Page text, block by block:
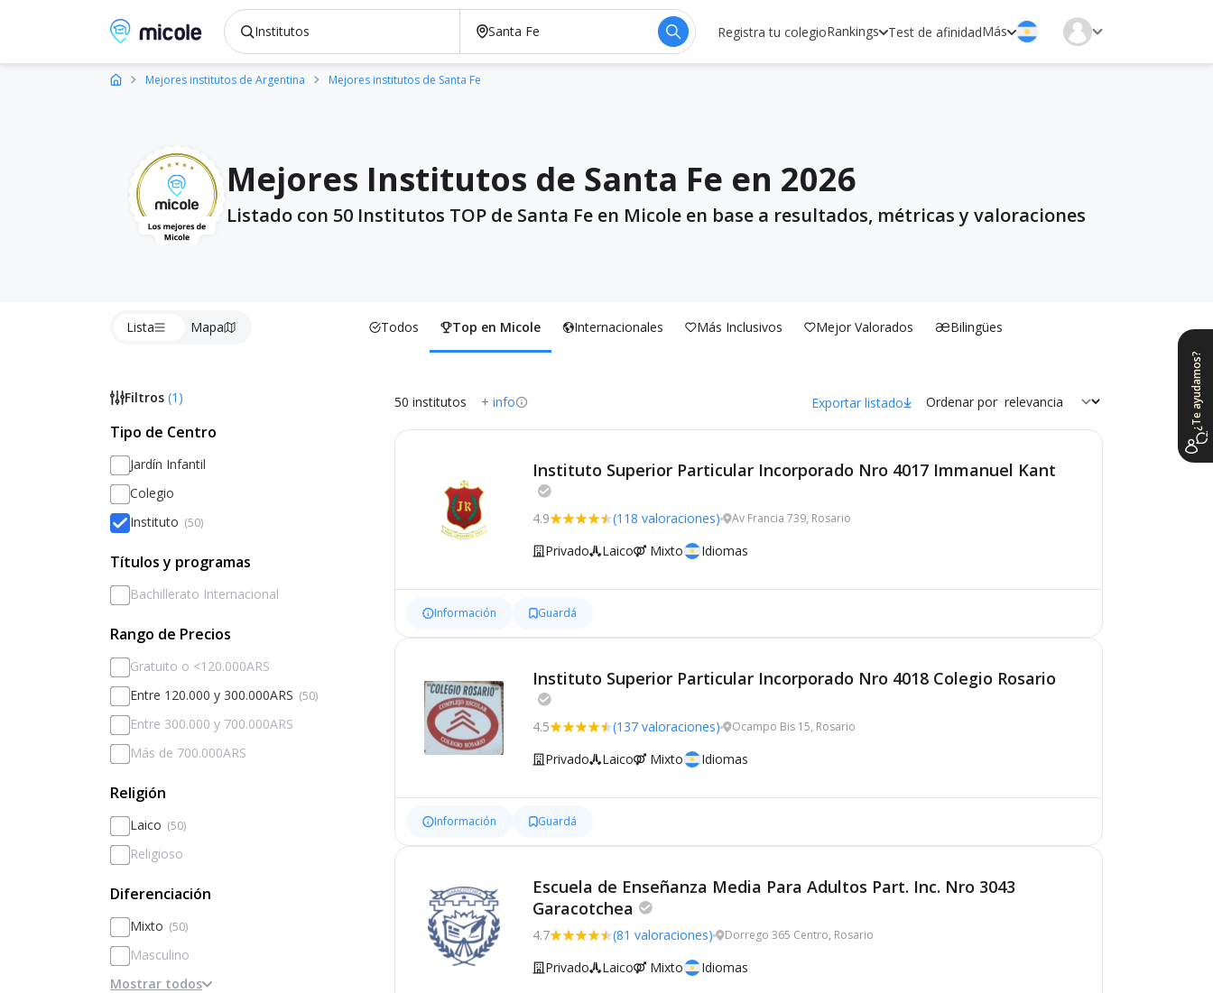
Micole, buscador de colegios Registra tu colegioRankings Test de afinidadMás
Mejores institutos de Argentina Mejores institutos de Santa Fe
Mejores Institutos de Santa Fe en 2026
Listado con 50 Institutos TOP de Santa Fe en Micole en base a resultados, métricas y valoraciones
Lista Mapa Todos Top en Micole Internacionales Más Inclusivos Mejor Valorados Bilingües
Filtros (1 )
Tipo de Centro
Jardín Infantil
Colegio
Instituto (50)
Títulos y programas
Bachillerato Internacional
Rango de Precios
Gratuito o <120.000ARS
Entre 120.000 y 300.000ARS (50)
Entre 300.000 y 700.000ARS
Más de 700.000ARS
Religión
Laico (50)
Religioso
Diferenciación
Mixto (50)
Masculino
Femenino
Mostrar todos
50 institutos + info Exportar listado Ordenar por
Instituto Superior Particular Incorporado Nro 4017 Immanuel Kant
4.9 (118 valoraciones) Av Francia 739, Rosario
Privado Laico Mixto Idiomas
Información Guardá
Instituto Superior Particular Incorporado Nro 4018 Colegio Rosario
4.5 (137 valoraciones) Ocampo Bis 15, Rosario
Privado Laico Mixto Idiomas
Información Guardá
Escuela de Enseñanza Media Para Adultos Part. Inc. Nro 3043
Garacotchea
4.7 (81 valoraciones) Dorrego 365 Centro, Rosario
Privado Laico Mixto Idiomas
¿Te ayudamos?